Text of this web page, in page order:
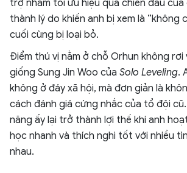
trợ nhằm tối ưu hiệu quả chiến đấu
thành lý do khiến anh bị xem là “không
cuối cùng bị loại bỏ.
Điểm thú vị nằm ở chỗ Orhun không rơi
giống Sung Jin Woo của Solo Leveling.
không ở đáy xã hội, mà đơn giản là
cách đánh giá cứng nhắc của tổ đội
năng ấy lại trở thành lợi thế khi anh
học nhanh và thích nghi tốt với nhiều
nhau.